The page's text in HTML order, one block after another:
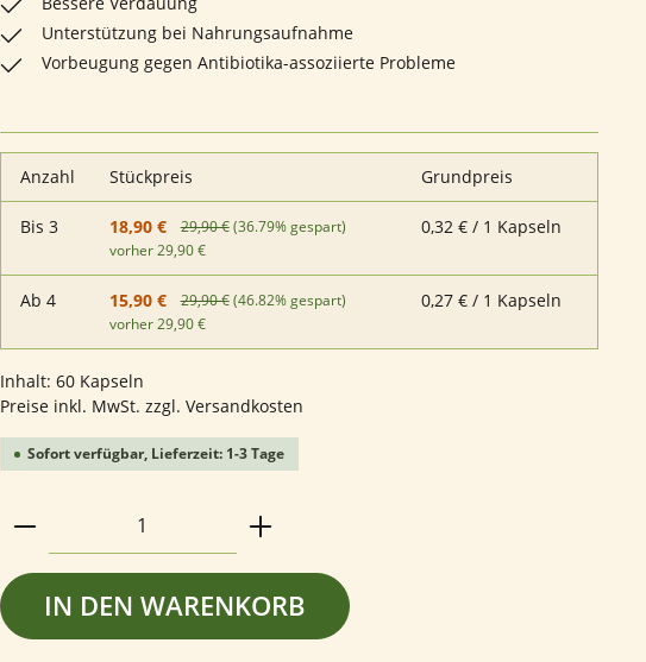
Unterstützung bei Nahrungsaufnahme
Vorbeugung gegen Antibiotika-assoziierte Probleme
Anzahl Stückpreis Grundpreis
Bis 3 18,90 € 29,90 €(36.79% gespart)
vorher 29,90 €
0,32 € / 1 Kapseln
Ab 4 15,90 € 29,90 €(46.82% gespart)
vorher 29,90 €
0,27 € / 1 Kapseln
Inhalt: 60 Kapseln
Preise inkl. MwSt. zzgl. Versandkosten
Sofort verfügbar, Lieferzeit: 1-3 Tage
Produkt Anzahl: Gib den gewünschten Wert
IN DEN WARENKORB